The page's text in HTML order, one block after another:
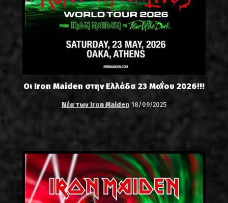
Οι Iron Maiden στην Ελλάδα 23 Μαΐου 2026!!!
Νέα των Iron Maiden 18/09/2025